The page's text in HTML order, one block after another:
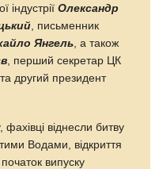
індустріїОлександр
, письменник
Янгель , а також
, перший секретар ЦК
та другий президент
фахівці віднесли битву
Водами, відкриття
випуску